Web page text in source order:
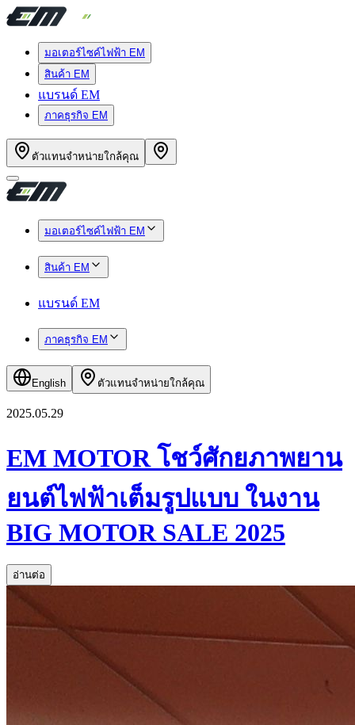
มอเตอร์ไซค์ไฟฟ้า EM
สินค้า EM
แบรนด์ EM
ภาคธุรกิจ EM
ตัวแทนจำหน่ายใกล้คุณ
มอเตอร์ไซค์ไฟฟ้า EM
สินค้า EM
แบรนด์ EM
ภาคธุรกิจ EM
English ตัวแทนจำหน่ายใกล้คุณ
2025.05.29
EM MOTOR โชว์ศักยภาพยาน
ยนต์ไฟฟ้าเต็มรูปแบบ ในงาน
BIG MOTOR SALE 2025
อ่านต่อ